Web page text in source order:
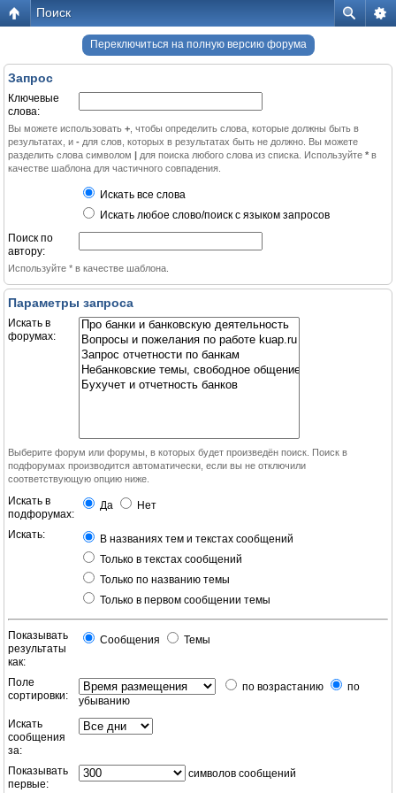
Поиск
Переключиться на полную версию форума
Запрос
Ключевые
слова:
Вы можете использовать + , чтобы определить слова, которые должны быть в
результатах, и - для слов, которых в результатах быть не должно. Вы можете
разделить слова символом | для поиска любого слова из списка. Используйте * в
качестве шаблона для частичного совпадения.
Искать все слова
Искать любое слово/поиск с языком запросов
Поиск по
автору:
Используйте * в качестве шаблона.
Параметры запроса
Искать в
форумах:
Выберите форум или форумы, в которых будет произведён поиск. Поиск в
подфорумах производится автоматически, если вы не отключили
соответствующую опцию ниже.
Искать в
подфорумах:
Да Нет
Искать:
В названиях тем и текстах сообщений
Только в текстах сообщений
Только по названию темы
Только в первом сообщении темы
Показывать
результаты
как:
Сообщения Темы
Поле
сортировки:
по возрастанию
по
убыванию
Искать
сообщения
за:
Показывать
первые:
символов сообщений